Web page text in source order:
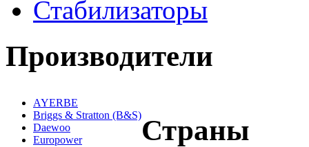
Стабилизаторы
Производители
AYERBE
Briggs & Stratton (B&S)
Daewoo
Europower
Страны